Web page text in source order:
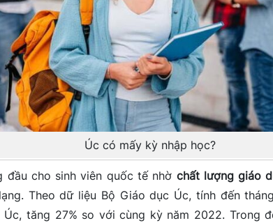
Úc có mấy kỳ nhập học?
đầu cho sinh viên quốc tế nhờ chất lượng giáo
Theo dữ liệu Bộ Giáo dục Úc, tính đến
tăng 27% so với cùng kỳ năm 2022. Trong